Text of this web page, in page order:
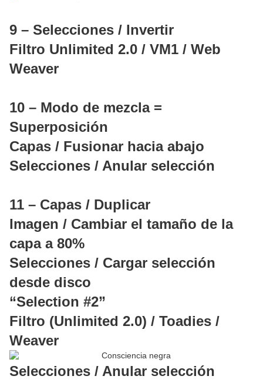
9 – Selecciones / Invertir
Filtro Unlimited 2.0 / VM1 / Web
Weaver
10 – Modo de mezcla =
Superposición
Capas / Fusionar hacia abajo
Selecciones / Anular selección
11 – Capas / Duplicar
Imagen / Cambiar el tamaño de la
capa a 80%
Selecciones / Cargar selección
desde disco
“Selection #2”
Filtro (Unlimited 2.0) / Toadies /
Weaver
Selecciones / Anular selección